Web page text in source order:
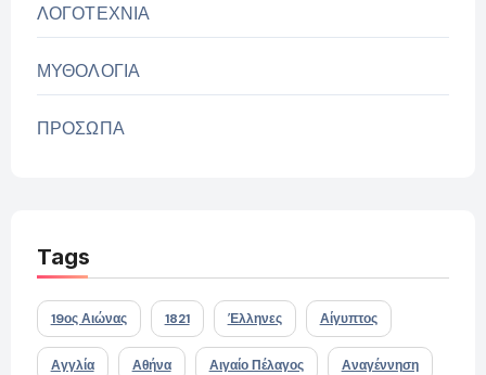
ΛΟΓΟΤΕΧΝΙΑ
ΜΥΘΟΛΟΓΙΑ
ΠΡΟΣΩΠΑ
Tags
19ος Αιώνας 1821 Έλληνες Αίγυπτος
Αγγλία Αθήνα Αιγαίο Πέλαγος Αναγέννηση